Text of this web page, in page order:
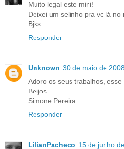
Muito legal este mini!
Deixei um selinho pra vc lá no
Bjks
Responder
Unknown 30 de maio de
Adoro os seus trabalhos,
Beijos
Simone Pereira
Responder
LilianPacheco 15 de junho